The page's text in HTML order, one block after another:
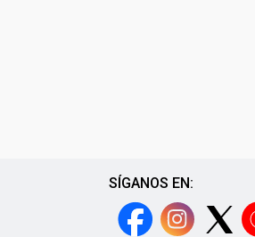
SÍGANOS EN: